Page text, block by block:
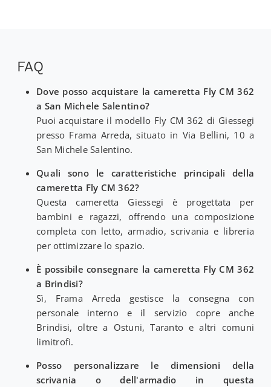
FAQ
Dove posso acquistare la cameretta Fly CM 362
a San Michele Salentino?
Puoi acquistare il modello Fly CM 362 di Giessegi
presso Frama Arreda, situato in Via Bellini, 10 a
San Michele Salentino.
Quali sono le caratteristiche principali della
cameretta Fly CM 362?
Questa cameretta Giessegi è progettata per
bambini e ragazzi, offrendo una composizione
completa con letto, armadio, scrivania e libreria
per ottimizzare lo spazio.
È possibile consegnare la cameretta Fly CM 362
a Brindisi?
Sì, Frama Arreda gestisce la consegna con
personale interno e il servizio copre anche
Brindisi, oltre a Ostuni, Taranto e altri comuni
limitrofi.
Posso personalizzare le dimensioni della
scrivania o dell'armadio in questa